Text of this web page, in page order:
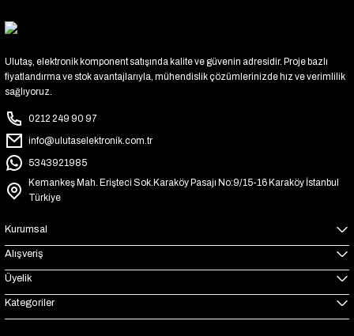
Ulutaş, elektronik komponent satışında kalite ve güvenin adresidir. Proje bazlı
fiyatlandırma ve stok avantajlarıyla, mühendislik çözümlerinizde hız ve verimlilik
sağlıyoruz.
0212 249 90 97
info@ulutaselektronik.com.tr
5343921985
Kemankeş Mah. Erişteci Sok.Karaköy Pasajı No:9/15-16 Karaköy İstanbul
Türkiye
Kurumsal
Alışveriş
Üyelik
Kategoriler